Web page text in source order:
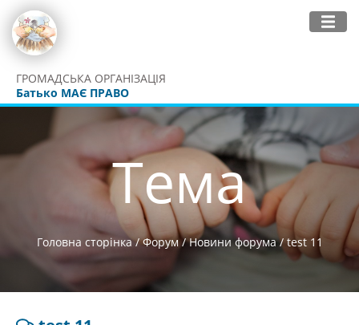
ГРОМАДСЬКА ОРГАНІЗАЦІЯ
Батько МАЄ ПРАВО
Тема
Головна сторінка/Форум/Новини форума/test 11